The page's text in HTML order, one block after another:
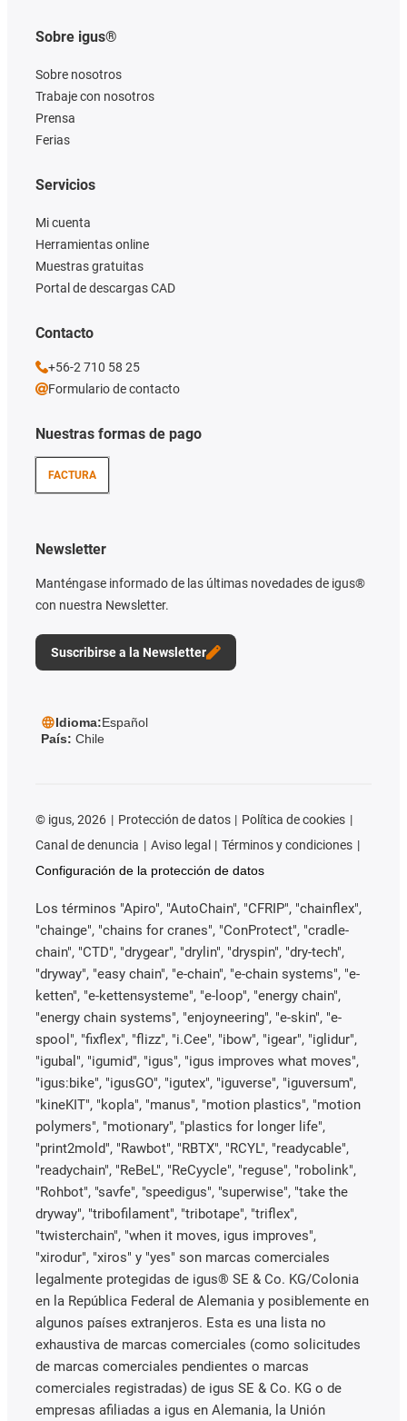
Sobre igus®
Sobre nosotros
Trabaje con nosotros
Prensa
Ferias
Nuestras formas de pago
FACTURA
Servicios
Mi cuenta
Herramientas online
Muestras gratuitas
Portal de descargas CAD
Newsletter
Manténgase informado de las últimas novedades de igus®
con nuestra Newsletter.
Suscribirse a la Newsletter
Contacto
+56-2 710 58 25
Formulario de contacto
Idioma:Español
País: Chile
© igus, 2026 Protección de datos
Política de cookies
Canal de denuncia
Aviso legal
Términos y condiciones
Configuración de la protección de datos
Los términos "Apiro", "AutoChain", "CFRIP", "chainflex",
"chainge", "chains for cranes", "ConProtect", "cradle-
chain", "CTD", "drygear", "drylin", "dryspin", "dry-tech",
"dryway", "easy chain", "e-chain", "e-chain systems", "e-
ketten", "e-kettensysteme", "e-loop", "energy chain",
"energy chain systems", "enjoyneering", "e-skin", "e-
spool", "fixflex", "flizz", "i.Cee", "ibow", "igear", "iglidur",
"igubal", "igumid", "igus", "igus improves what moves",
"igus:bike", "igusGO", "igutex", "iguverse", "iguversum",
"kineKIT", "kopla", "manus", "motion plastics", "motion
polymers", "motionary", "plastics for longer life",
"print2mold", "Rawbot", "RBTX", "RCYL", "readycable",
"readychain", "ReBeL", "ReCyycle", "reguse", "robolink",
"Rohbot", "savfe", "speedigus", "superwise", "take the
dryway", "tribofilament", "tribotape", "triflex",
"twisterchain", "when it moves, igus improves",
"xirodur", "xiros" y "yes" son marcas comerciales
legalmente protegidas de igus® SE & Co. KG/Colonia
en la República Federal de Alemania y posiblemente en
algunos países extranjeros. Esta es una lista no
exhaustiva de marcas comerciales (como solicitudes
de marcas comerciales pendientes o marcas
comerciales registradas) de igus SE & Co. KG o de
empresas afiliadas a igus en Alemania, la Unión